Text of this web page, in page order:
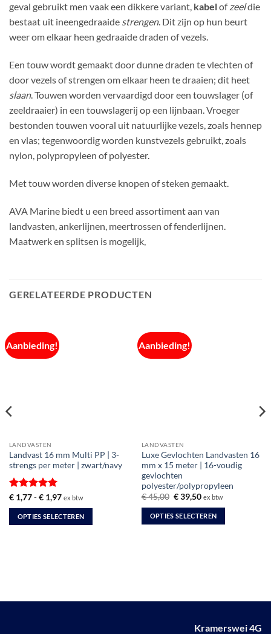
geval gebruikt men vaak een dikkere variant, kabelofzeeldie
bestaat uit ineengedraaide strengen. Dit zijn op hun beurt
weer om elkaar heen gedraaide draden of vezels.
Een touw wordt gemaakt door dunne draden te vlechten of
door vezels of strengen om elkaar heen te draaien; dit heet
slaan. Touwen worden vervaardigd door een touwslager (of
zeeldraaier) in een touwslagerij op een lijnbaan. Vroeger
bestonden touwen vooral uit natuurlijke vezels, zoals hennep
en vlas; tegenwoordig worden kunstvezels gebruikt, zoals
nylon, polypropyleen of polyester.
Met touw worden diverse knopen of steken gemaakt.
AVA Marine biedt u een breed assortiment aan van
landvasten, ankerlijnen, meertrossen of fenderlijnen.
Maatwerk en splitsen is mogelijk,
GERELATEERDE PRODUCTEN
Aanbieding!
LANDVASTEN
Landvast 16 mm Multi PP | 3-
strengs per meter | zwart/navy
Gewaardeerd
5uit 5
€1,77 - €1,97Prijsklasse:
tot
€ 1,97
ex btw
OPTIES SELECTEREN
Aanbieding!
LANDVASTEN
Luxe Gevlochten Landvasten 16
mm x 15 meter | 16-voudig
gevlochten
polyester/polypropyleen
€45,00 Oorspronkelijke
was:
€ 45,00.
€39,50Huidige
is:
€ 39,50.
ex btw
OPTIES SELECTEREN
Kramerswei 4G